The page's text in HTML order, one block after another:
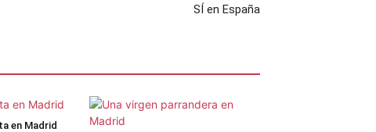
SÍ en España
en Madrid